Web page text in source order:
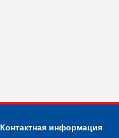
Контактная информация